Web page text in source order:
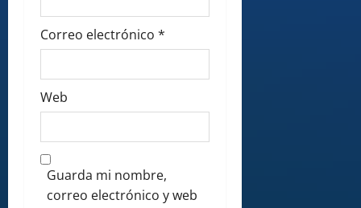
Correo electrónico *
Web
Guarda mi nombre,
correo electrónico y web